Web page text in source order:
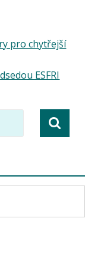
pro chytřejší
ESFRI